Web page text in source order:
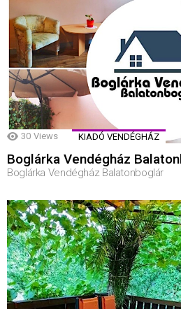
30 Views KIADÓ VENDÉGHÁZ
Boglárka Vendégház
Boglárka Vendégház Balatonboglár